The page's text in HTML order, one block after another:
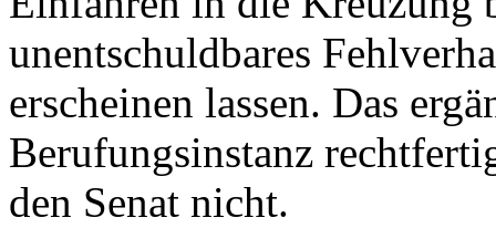
unentschuldbares
erscheinen lassen. Das
Berufungsinstanz
den Senat nicht.